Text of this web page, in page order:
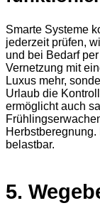
Smarte Systeme
jederzeit prüfen,
und bei Bedarf
Vernetzung mit
Luxus mehr,
Urlaub die
ermöglicht auch
belastbar.
5.